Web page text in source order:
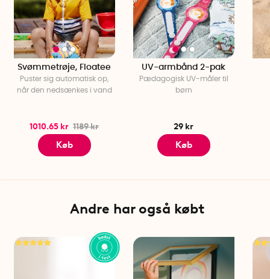
Den genanvendelige applikator er fremstillet af 94 %
genanvendt plast og minimerer emballageaffald. Mærket
har fået international opmærksomhed, blandt andet
gennem et succesfuldt optræden i tv-programmet
Dragons' Den.
Specifikationer
Vægt: 70 g
Kapacitet: Rummer 100 ml
Diameter: 6 cm
Svømmetrøje, Floatee
Puster sig automatisk op,
når den nedsænkes i vand
1010.65 kr 1189 kr
Køb
UV-armbånd 2-pak
Pædagogisk UV-måler til
børn
29 kr
Køb
Andre har også købt